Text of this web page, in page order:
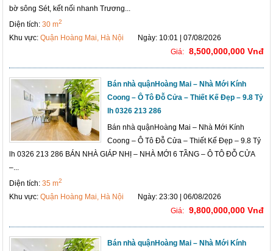
bờ sông Sét, kết nối nhanh Trương...
Diện tích:30 m2
Khu vực:Quận Hoàng Mai, Hà Nội
Ngày: 10:01 | 07/08/2026
Giá: 8,500,000,000 Vnđ
Bán nhà quậnHoàng Mai – Nhà Mới Kính
Coong – Ô Tô Đỗ Cửa – Thiết Kế Đẹp – 9.8 Tỷ
lh 0326 213 286
Bán nhà quậnHoàng Mai – Nhà Mới Kính
Coong – Ô Tô Đỗ Cửa – Thiết Kế Đẹp – 9.8 Tỷ
lh 0326 213 286 BÁN NHÀ GIÁP NHỊ – NHÀ MỚI 6 TẦNG – Ô TÔ ĐỖ CỬA
–...
Diện tích:35 m2
Khu vực:Quận Hoàng Mai, Hà Nội
Ngày: 23:30 | 06/08/2026
Giá: 9,800,000,000 Vnđ
Bán nhà quậnHoàng Mai – Nhà Mới Kính